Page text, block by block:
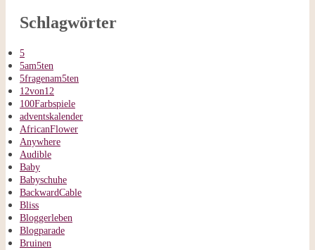
Schlagwörter
5
5am5ten
5fragenam5ten
12von12
100Farbspiele
adventskalender
AfricanFlower
Anywhere
Audible
Baby
Babyschuhe
BackwardCable
Bliss
Bloggerleben
Blogparade
Bruinen